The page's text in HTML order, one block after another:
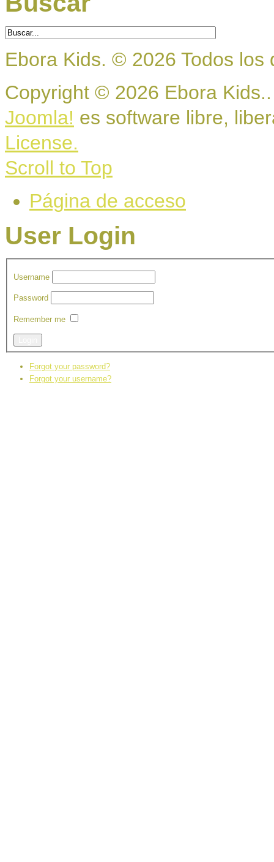
Ebora Kids. © 2026 Todos los
Copyright © 2026 Ebora
Joomla! es software libre,
License.
Scroll to Top
Página de acceso
User Login
Username
Password
Remember me
Forgot your password?
Forgot your username?